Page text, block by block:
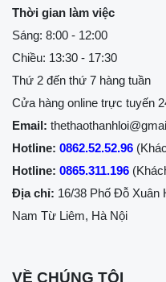
Thời gian làm việc
Sáng: 8:00 - 12:00
Chiều: 13:30 - 17:30
Thứ 2 đến thứ 7 hàng tuần
Cửa hàng online trực tuyến
Email:
Hotline: 0862.52.52.96
Hotline: 0865.311.196
Địa chỉ: 16/38 Phố Đỗ
Nam Từ Liêm, Hà Nội
VỀ CHÚNG TÔI